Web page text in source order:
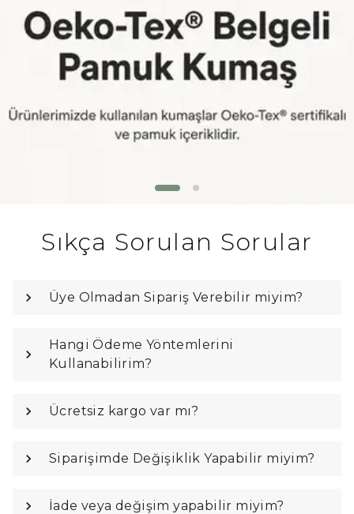
Sıkça Sorulan Sorular
Üye Olmadan Sipariş Verebilir miyim?
Hangi Ödeme Yöntemlerini
Kullanabilirim?
Ücretsiz kargo var mı?
Siparişimde Değişiklik Yapabilir miyim?
İade veya değişim yapabilir miyim?